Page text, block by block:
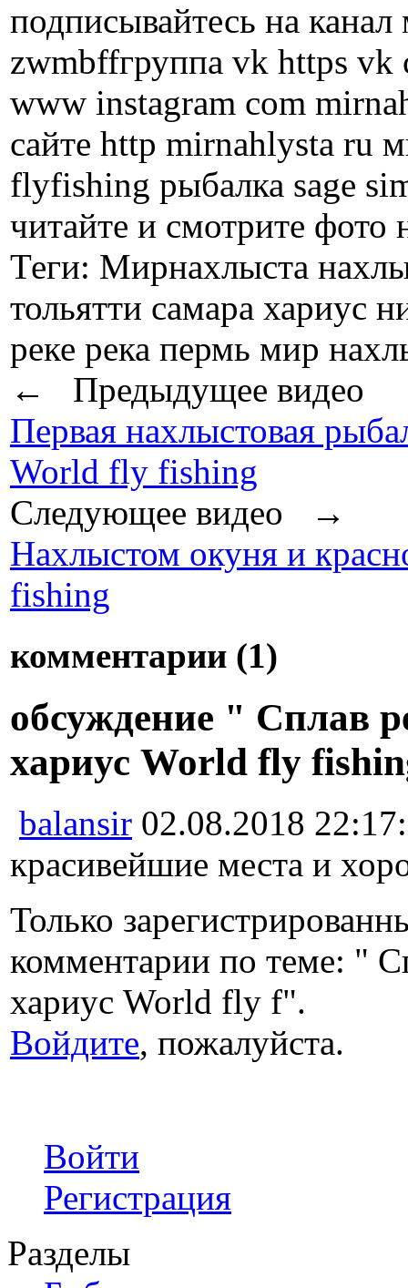
подписывайтесь на
zwmbffгруппа vk https vk
www instagram com
сайте http mirnahlysta ru
flyfishing рыбалка sage
читайте и смотрите фото
Теги: Мирнахлыста
тольятти самара хариус
реке река пермь мир
← Предыдущее видео
Первая нахлыстовая
World fly fishing
Следующее видео →
Нахлыстом окуня и
fishing
комментарии (1)
обсуждение " Сплав
хариус World fly
balansir 02.08.2018
красивейшие места и
Только
комментарии по теме: "
хариус World fly f".
Войдите, пожалуйста.
Войти
Регистрация
Разделы